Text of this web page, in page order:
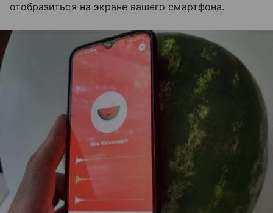
отобразиться на экране вашего смартфона.